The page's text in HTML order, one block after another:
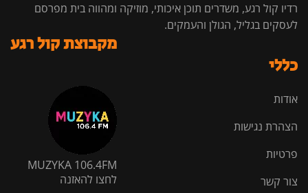
רדיו קול רגע, משדרים תוכן איכותי, מוזיקה ומהווה בית מפרסם
לעסקים בגליל, הגולן והעמקים.
כללי
אודות
הצהרת נגישות
פרטיות
צור קשר
מקבוצת קול רגע
MUZYKA 106.4FM
לחצו להאזנה